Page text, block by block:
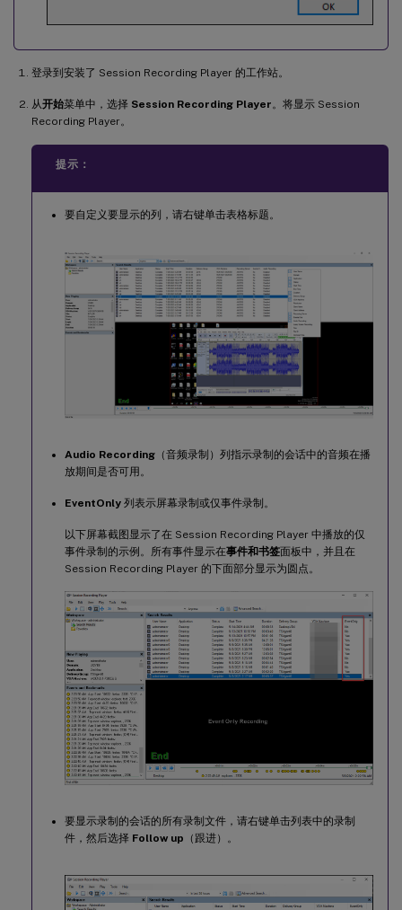
登录到安装了 Session Recording Player 的工作站。
从开始菜单中，选择 Session Recording Player。将显示 Session
Recording Player。
提示：
要自定义要显示的列，请右键单击表格标题。
Audio Recording （音频录制）列指示录制的会话中的音频在播
放期间是否可用。
EventOnly 列表示屏幕录制或仅事件录制。
以下屏幕截图显示了在 Session Recording Player 中播放的仅
事件录制的示例。所有事件显示在事件和书签面板中，并且在
Session Recording Player 的下面部分显示为圆点。
要显示录制的会话的所有录制文件，请右键单击列表中的录制
件，然后选择 Follow up （跟进）。